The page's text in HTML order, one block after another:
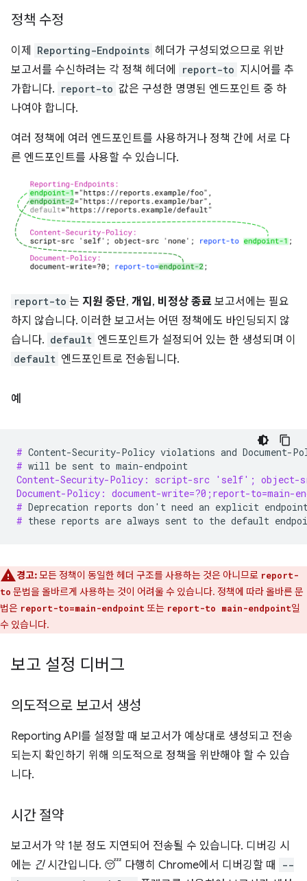
정책 수정
이제 Reporting-Endpoints 헤더가 구성되었으므로 위반
보고서를 수신하려는 각 정책 헤더에
report-to 지시어를 추
가합니다. report-to 값은 구성한 명명된 엔드포인트 중 하
나여야 합니다.
여러 정책에 여러 엔드포인트를 사용하거나 정책 간에 서로 다
른 엔드포인트를 사용할 수 있습니다.
report-to 는 지원 중단, 개입 , 비정상 종료 보고서에는 필요
하지 않습니다. 이러한 보고서는 어떤 정책에도 바인딩되지 않
습니다. default 엔드포인트가 설정되어 있는 한 생성되며 이
default 엔드포인트로 전송됩니다.
예
# Content-Security-Policy violations and Document-
# will be sent to
Content-Security-Policy: script-src 'self'; object-
Document-Policy: document-write=?0;report-to=main-
# Deprecation reports don ' t need an explicit
# these reports are always sent to the default
경고:모든 정책이 동일한 헤더 구조를 사용하는 것은 아니므로 report-
to 문법을 올바르게 사용하는 것이 어려울 수 있습니다. 정책에 따라 올바른 문
법은 report-to=main-endpoint 또는 report-to main-endpoint일
수 있습니다.
보고 설정 디버그
의도적으로 보고서 생성
Reporting API를 설정할 때 보고서가 예상대로 생성되고 전송
되는지 확인하기 위해 의도적으로 정책을 위반해야 할 수 있습
니다.
시간 절약
보고서가 약 1분 정도 지연되어 전송될 수 있습니다. 디버깅 시
에는 긴시간입니다. 😴 다행히 Chrome에서 디버깅할 때
--